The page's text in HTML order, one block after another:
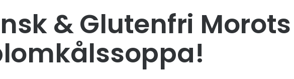
& Glutenfri Morots